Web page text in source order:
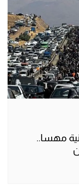
مهسا..